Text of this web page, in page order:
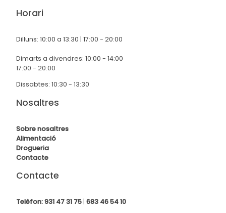
Horari
Dilluns: 10:00 a 13:30 | 17:00 - 20:00
Dimarts a divendres: 10:00 - 14:00
17:00 - 20:00
Dissabtes: 10:30 - 13:30
Nosaltres
Sobre nosaltres
Alimentació
Drogueria
Contacte
Contacte
Telèfon:931 47 31 75 | 683 46 54 10